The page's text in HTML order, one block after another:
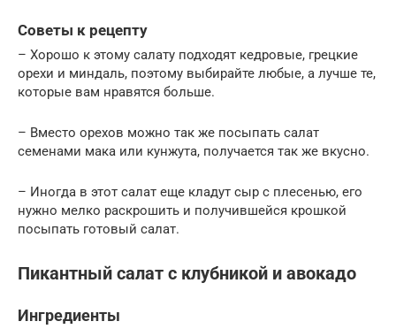
Советы к рецепту
– Хорошо к этому салату подходят кедровые, грецкие
орехи и миндаль, поэтому выбирайте любые, а лучше те,
которые вам нравятся больше.
– Вместо орехов можно так же посыпать салат
семенами мака или кунжута, получается так же вкусно.
– Иногда в этот салат еще кладут сыр с плесенью, его
нужно мелко раскрошить и получившейся крошкой
посыпать готовый салат.
Пикантный салат с клубникой и авокадо
Ингредиенты